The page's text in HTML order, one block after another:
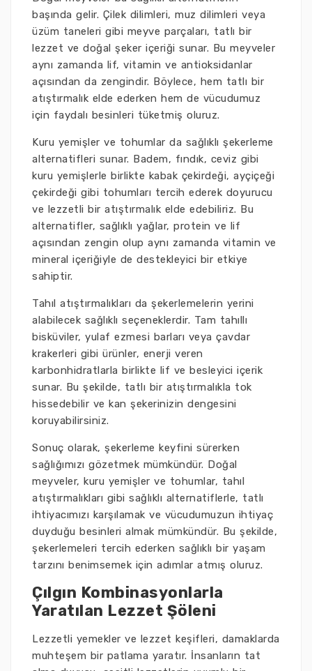
başında gelir. Çilek dilimleri, muz dilimleri veya
üzüm taneleri gibi meyve parçaları, tatlı bir
lezzet ve doğal şeker içeriği sunar. Bu meyveler
aynı zamanda lif, vitamin ve antioksidanlar
açısından da zengindir. Böylece, hem tatlı bir
atıştırmalık elde ederken hem de vücudumuz
için faydalı besinleri tüketmiş oluruz.
Kuru yemişler ve tohumlar da sağlıklı şekerleme
alternatifleri sunar. Badem, fındık, ceviz gibi
kuru yemişlerle birlikte kabak çekirdeği, ayçiçeği
çekirdeği gibi tohumları tercih ederek doyurucu
ve lezzetli bir atıştırmalık elde edebiliriz. Bu
alternatifler, sağlıklı yağlar, protein ve lif
açısından zengin olup aynı zamanda vitamin ve
mineral içeriğiyle de destekleyici bir etkiye
sahiptir.
Tahıl atıştırmalıkları da şekerlemelerin yerini
alabilecek sağlıklı seçeneklerdir. Tam tahıllı
bisküviler, yulaf ezmesi barları veya çavdar
krakerleri gibi ürünler, enerji veren
karbonhidratlarla birlikte lif ve besleyici içerik
sunar. Bu şekilde, tatlı bir atıştırmalıkla tok
hissedebilir ve kan şekerinizin dengesini
koruyabilirsiniz.
Sonuç olarak, şekerleme keyfini sürerken
sağlığımızı gözetmek mümkündür. Doğal
meyveler, kuru yemişler ve tohumlar, tahıl
atıştırmalıkları gibi sağlıklı alternatiflerle, tatlı
ihtiyacımızı karşılamak ve vücudumuzun ihtiyaç
duyduğu besinleri almak mümkündür. Bu şekilde,
şekerlemeleri tercih ederken sağlıklı bir yaşam
tarzını benimsemek için adımlar atmış oluruz.
Çılgın Kombinasyonlarla
Yaratılan Lezzet Şöleni
Lezzetli yemekler ve lezzet keşifleri, damaklarda
muhteşem bir patlama yaratır. İnsanların tat